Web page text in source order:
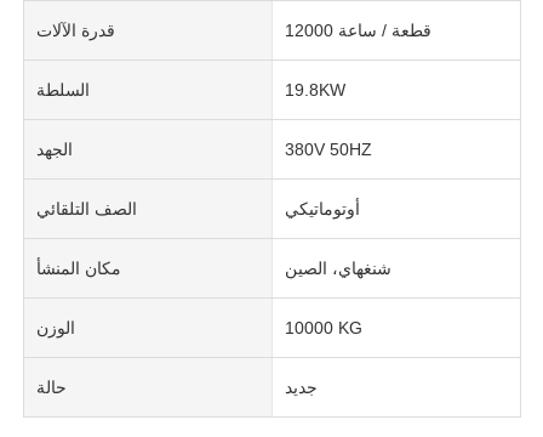
قدرة الآلات 12000 قطعة / ساعة
السلطة 19.8KW
الجهد 380V 50HZ
الصف التلقائي أوتوماتيكي
مكان المنشأ شنغهاي، الصين
الوزن 10000 KG
حالة جديد